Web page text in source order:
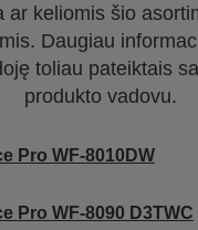
ar keliomis šio
Daugiau
toliau pateiktais
produkto vadovu.
Pro WF-8010DW
Pro WF-8090 D3TWC